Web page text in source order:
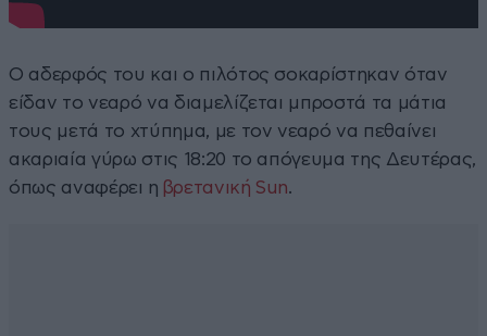
Ο αδερφός του και ο πιλότος σοκαρίστηκαν όταν
είδαν το νεαρό να διαμελίζεται μπροστά τα μάτια
τους μετά το χτύπημα, με τον νεαρό να πεθαίνει
ακαριαία γύρω στις 18:20 το απόγευμα της Δευτέρας,
όπως αναφέρει η βρετανική Sun.